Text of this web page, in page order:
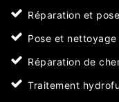
Réparation et
Pose et
Réparation de
Traitement